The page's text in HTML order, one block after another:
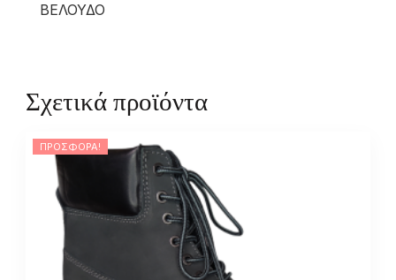
ΒΕΛΟΥΔΟ
Σχετικά προϊόντα
ΠΡΟΣΦΟΡΆ!